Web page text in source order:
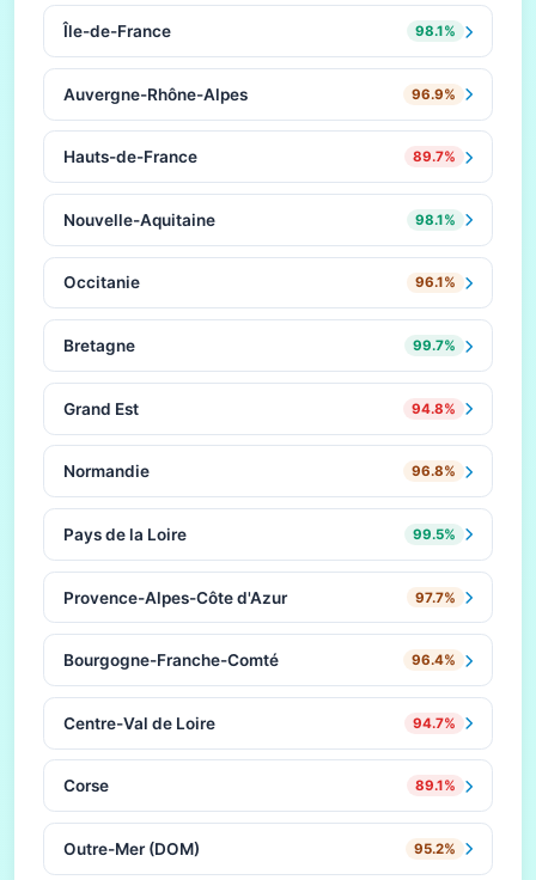
Île-de-France 98.1%
Auvergne-Rhône-Alpes 96.9%
Hauts-de-France 89.7%
Nouvelle-Aquitaine 98.1%
Occitanie 96.1%
Bretagne 99.7%
Grand Est 94.8%
Normandie 96.8%
Pays de la Loire 99.5%
Provence-Alpes-Côte d'Azur 97.7%
Bourgogne-Franche-Comté 96.4%
Centre-Val de Loire 94.7%
Corse 89.1%
Outre-Mer (DOM) 95.2%